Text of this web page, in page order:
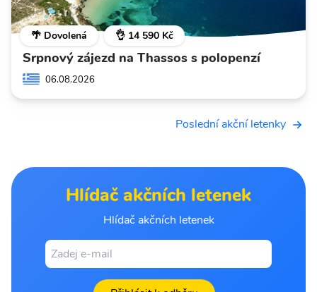
🌴 Dovolená 👌 14 590 Kč
Srpnový zájezd na Thassos s polopenzí
06.08.2026
Poslední akční letenky
Hlídač akčních letenek
Hlídač akčních letenek